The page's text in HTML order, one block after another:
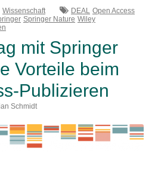
Informationstag
Access-
von
Wissenschaft DEAL Open Access
Springer Nature Wiley
mit Springer
Vorteile beim
Publizieren
Schmidt